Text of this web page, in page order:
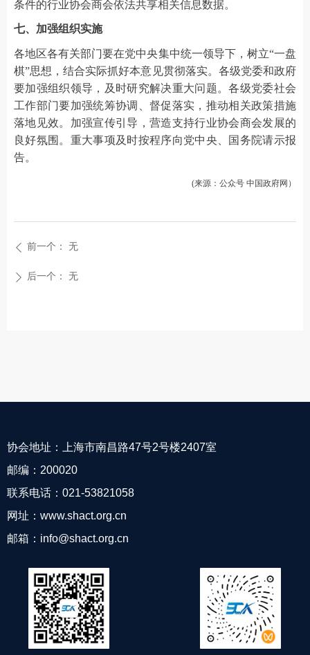
条件的行业协会商会依法共享相关信息数据。
七、加强组织实施
各地区各有关部门要在党中央集中统一领导下，树立“一盘
棋”思想，结合实际抓好本意见贯彻落实。各级党委和政府
要加强组织领导，及时研究解决重大问题。各级党委社会
工作部门要加强统筹协调、督促落实，推动相关政策措施
落地见效。加强宣传引导，营造支持行业协会商会发展的
良好氛围。重大事项及时按程序向党中央、国务院请示报
告。
(来源：公众号 中国政府网 ）
ꄴ 前一个： 无
ꄲ 后一个： 无
协会地址：上海市南昌路47号2号楼2407室
邮编：200020
联系电话：021-53821058
网址：www.shact.org.cn
邮箱：info@shact.org.cn